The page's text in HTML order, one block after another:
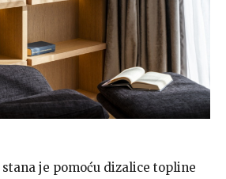
je pomoću dizalice topline